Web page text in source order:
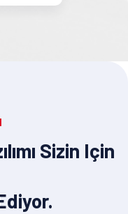
Sizin Için